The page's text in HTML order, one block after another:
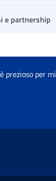
e partnership
prezioso per